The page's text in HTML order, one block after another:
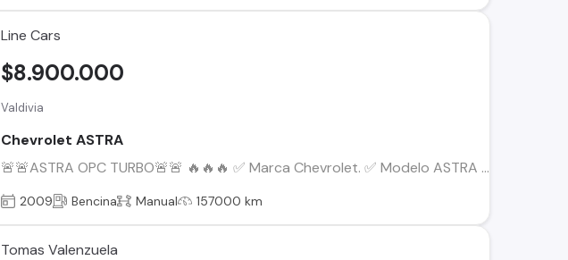
Line Cars
Valdivia
Chevrolet ASTRA
🚨🚨️ASTRA OPC TURBO🚨🚨 🔥🔥🔥 ✅️ Marca Chevrolet. ✅️ Modelo ASTRA ...
$8.900.000
2009 Bencina Manual 157000 km
Tomas Valenzuela